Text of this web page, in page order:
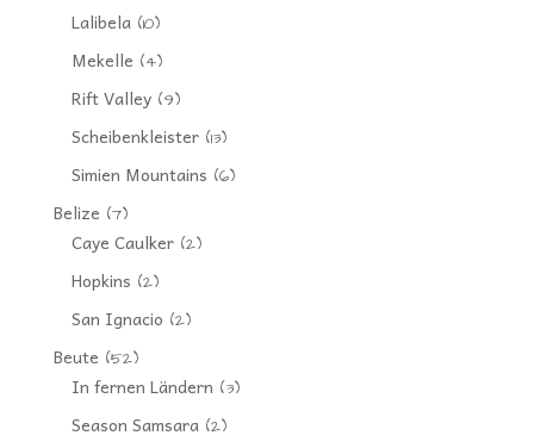
Lalibela(10)
Mekelle (4)
Rift Valley(9)
Scheibenkleister(13)
Simien Mountains (6)
Belize (7)
Caye Caulker(2)
Hopkins (2)
San Ignacio (2)
Beute (52)
In fernen Ländern (3)
Season Samsara(2)